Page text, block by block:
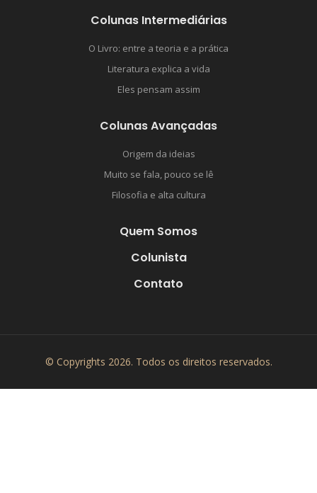
Colunas Intermediárias
O Livro: entre a teoria e a prática
Literatura explica a vida
Eles pensam assim
Colunas Avançadas
Origem da ideias
Muito se fala, pouco se lê
Filosofia e alta cultura
Quem Somos
Colunista
Contato
© Copyrights 2026. Todos os direitos reservados.